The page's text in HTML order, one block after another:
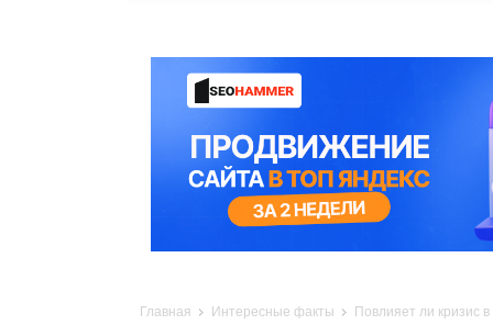
Главная Интересные факты Повлияет ли кризис